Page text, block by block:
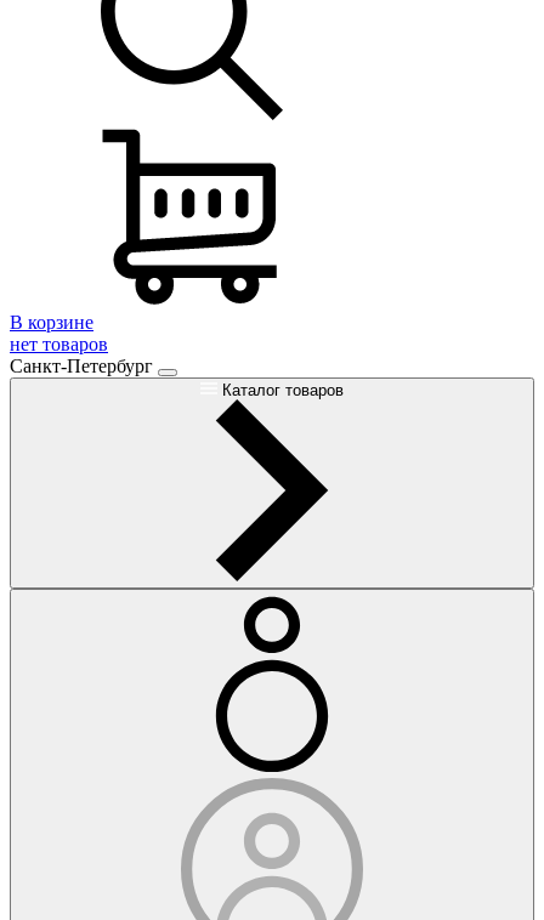
В корзине
нет товаров
Санкт-Петербург
Каталог товаров